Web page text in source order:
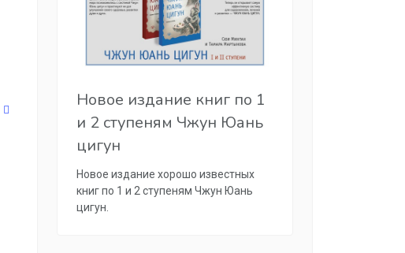
Новое издание книг по 1
и 2 ступеням Чжун Юань
цигун
Новое издание хорошо известных
книг по 1 и 2 ступеням Чжун Юань
цигун.